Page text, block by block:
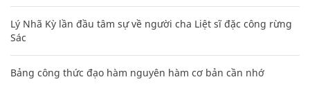
Lý Nhã Kỳ lần đầu tâm sự về người cha Liệt sĩ đặc công rừng
Sác
Bảng công thức đạo hàm nguyên hàm cơ bản cần nhớ